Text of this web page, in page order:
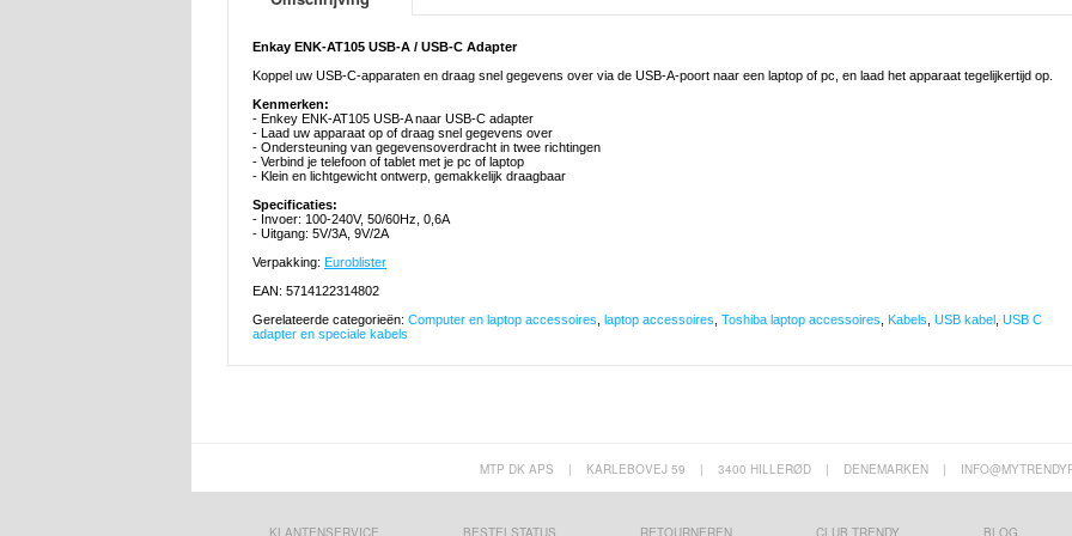
Enkay ENK-AT105 USB-A / USB-C Adapter
Koppel uw USB-C-apparaten en draag snel gegevens over via de USB-A-poort naar een laptop of pc, en laad het apparaat tegelijkertijd op.
Kenmerken:
- Enkey ENK-AT105 USB-A naar USB-C adapter
- Laad uw apparaat op of draag snel gegevens over
- Ondersteuning van gegevensoverdracht in twee richtingen
- Verbind je telefoon of tablet met je pc of laptop
- Klein en lichtgewicht ontwerp, gemakkelijk draagbaar
Specificaties:
- Invoer: 100-240V, 50/60Hz, 0,6A
- Uitgang: 5V/3A, 9V/2A
Verpakking: Euroblister
EAN: 5714122314802
Gerelateerde categorieën: Computer en laptop accessoires laptop accessoires Toshiba laptop accessoires Kabels USB kabel
USB C
adapter en speciale kabels
MTP DK APS | KARLEBOVEJ 59 | 3400 HILLERØD | DENEMARKEN |